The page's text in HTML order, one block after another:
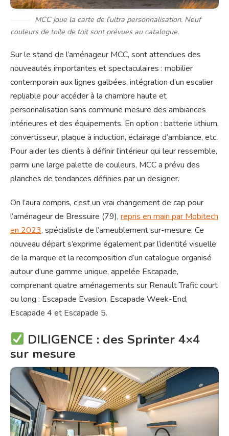
MCC joue la carte de l’ultra personnalisation. Neuf
couleurs de toile de toit sont prévues au catalogue.
Sur le stand de l’aménageur MCC, sont attendues des
nouveautés importantes et spectaculaires : mobilier
contemporain aux lignes galbées, intégration d’un escalier
repliable pour accéder à la chambre haute et
personnalisation sans commune mesure des ambiances
intérieures et des équipements. En option : batterie lithium,
convertisseur, plaque à induction, éclairage d’ambiance, etc.
Pour aider les clients à définir l’intérieur qui leur ressemble,
parmi une large palette de couleurs, MCC a prévu des
planches de tendances définies par un designer.
On l’aura compris, c’est un vrai changement de cap pour
l’aménageur de Bressuire (79), repris en main par Mobitech
en 2023, spécialiste de l’ameublement sur-mesure. Ce
nouveau départ s’exprime également par l’identité visuelle
de la marque et la recomposition d’un catalogue organisé
autour d’une gamme unique, appelée Escapade,
comprenant quatre aménagements sur Renault Trafic court
ou long : Escapade Evasion, Escapade Week-End,
Escapade 4 et Escapade 5.
DILIGENCE : des Sprinter 4×4
sur mesure